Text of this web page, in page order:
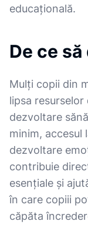
educațională.
De ce
Mulți copii din
lipsa
dezvoltare
minim, accesul
dezvoltare
contribuie
esențiale și
în care copiii
căpăta